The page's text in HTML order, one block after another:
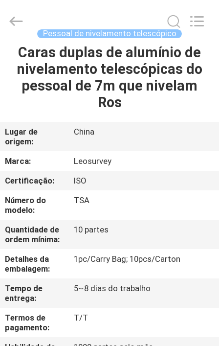
CASA
PRODUTOS
NÓS
EXCURSÃO
DA
FÁBRICA
CONTROLE
DA
QUALIDADE
CONTACTE-
NOS
Survey
Instrument
Reserved.
Pessoal de nivelamento telescópico
Caras duplas de alumínio de
nivelamento telescópicas do
pessoal de 7m que nivelam
Ros
Lugar de
origem:
China
Marca:
Leosurvey
Certificação:
ISO
Número do
modelo:
TSA
Quantidade de
ordem mínima:
10 partes
Detalhes da
embalagem:
1pc/Carry Bag; 10pcs/Carton
Tempo de
entrega:
5~8 dias do trabalho
Termos de
pagamento:
T/T